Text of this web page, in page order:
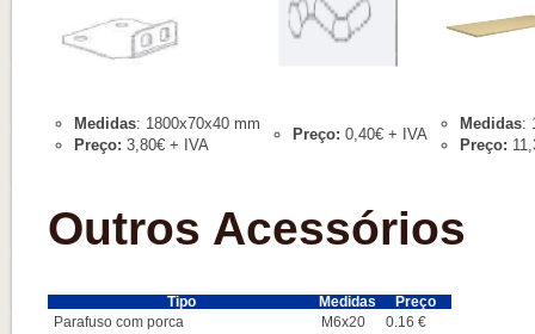
Medidas: 1800x70x40 mm
Preço: 3,80€ + IVA
Preço: 0,40€ + IVA
Medidas:
Preço:
Outros Acessórios
Tipo Medidas
Preço
Parafuso com porca
M6x20
0.16 €